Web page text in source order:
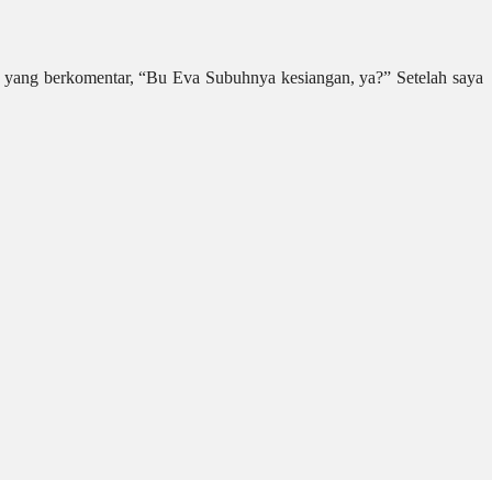
berkomentar, “Bu Eva Subuhnya kesiangan, ya?” Setelah saya